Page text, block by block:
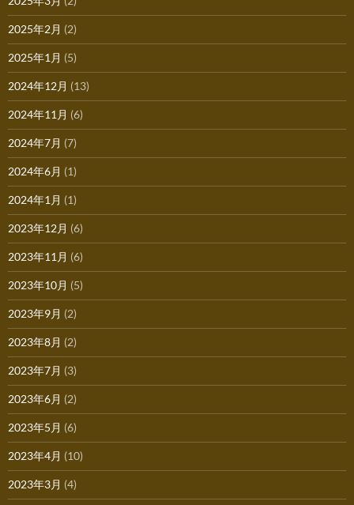
2025年2月 (2)
2025年1月 (5)
2024年12月 (13)
2024年11月 (6)
2024年7月 (7)
2024年6月 (1)
2024年1月 (1)
2023年12月 (6)
2023年11月 (6)
2023年10月 (5)
2023年9月 (2)
2023年8月 (2)
2023年7月 (3)
2023年6月 (2)
2023年5月 (6)
2023年4月 (10)
2023年3月 (4)